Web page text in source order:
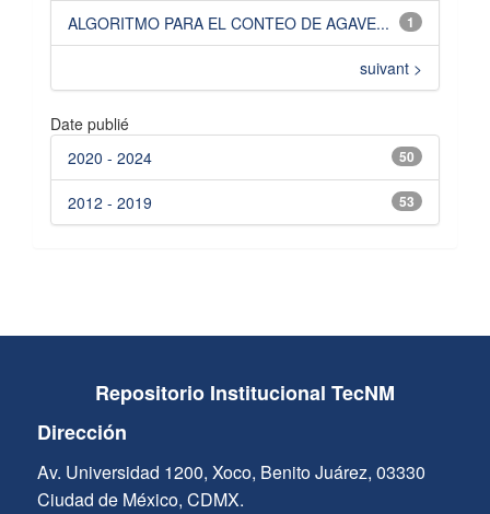
1
ALGORITMO PARA EL CONTEO DE AGAVE...
suivant >
Date publié
50
2020 - 2024
53
2012 - 2019
Repositorio Institucional TecNM
Dirección
Av. Universidad 1200, Xoco, Benito Juárez, 03330
Ciudad de México, CDMX.